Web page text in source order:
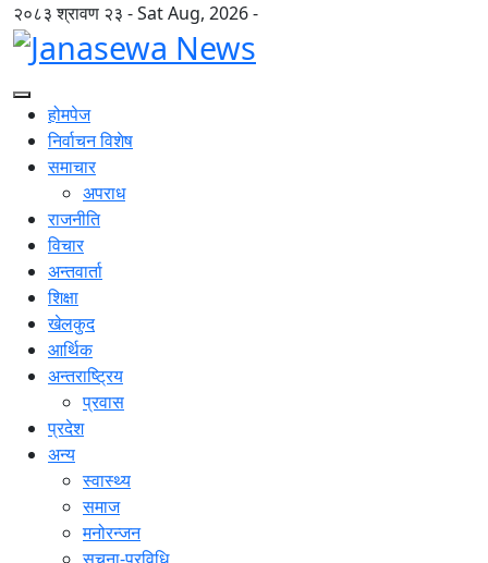
२०८३ श्रावण २३ - Sat Aug, 2026 -
होमपेज
निर्वाचन विशेष
समाचार
अपराध
राजनीति
विचार
अन्तवार्ता
शिक्षा
खेलकुद
आर्थिक
अन्तराष्ट्रिय
प्रवास
प्रदेश
अन्य
स्वास्थ्य
समाज
मनोरन्जन